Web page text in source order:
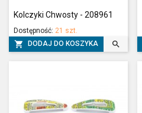
Kolczyki Chwosty - 208961
Dostępność: 21 szt.
 DODAJ DO KOSZYKA 